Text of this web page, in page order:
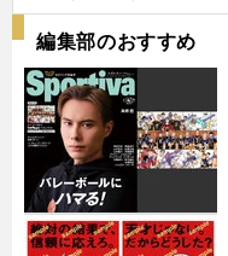
編集部のおすすめ